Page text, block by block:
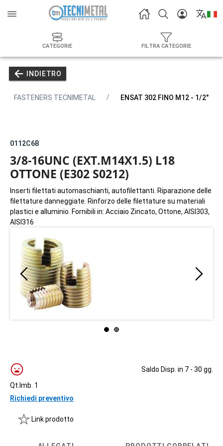
CATEGORIE FILTRA CATEGORIE
INDIETRO
FASTENERS TECNIMETAL ENSAT 302 FINO M12 - 1/2"
0112C6B
3/8-16UNC (EXT.M14X1.5) L18
OTTONE (E302 S0212)
Inserti filettati automaschianti, autofilettanti. Riparazione delle
filettature danneggiate. Rinforzo delle filettature su materiali
plastici e alluminio. Fornibili in: Acciaio Zincato, Ottone, AISI303,
AISI316
Saldo Disp. in 7 - 30 gg.
Qt.Imb. 1
Richiedi preventivo
Link prodotto